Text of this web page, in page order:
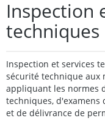
Inspection
Inspection et services
sécurité technique aux
appliquant les normes
techniques, d'examens
et de délivrance de